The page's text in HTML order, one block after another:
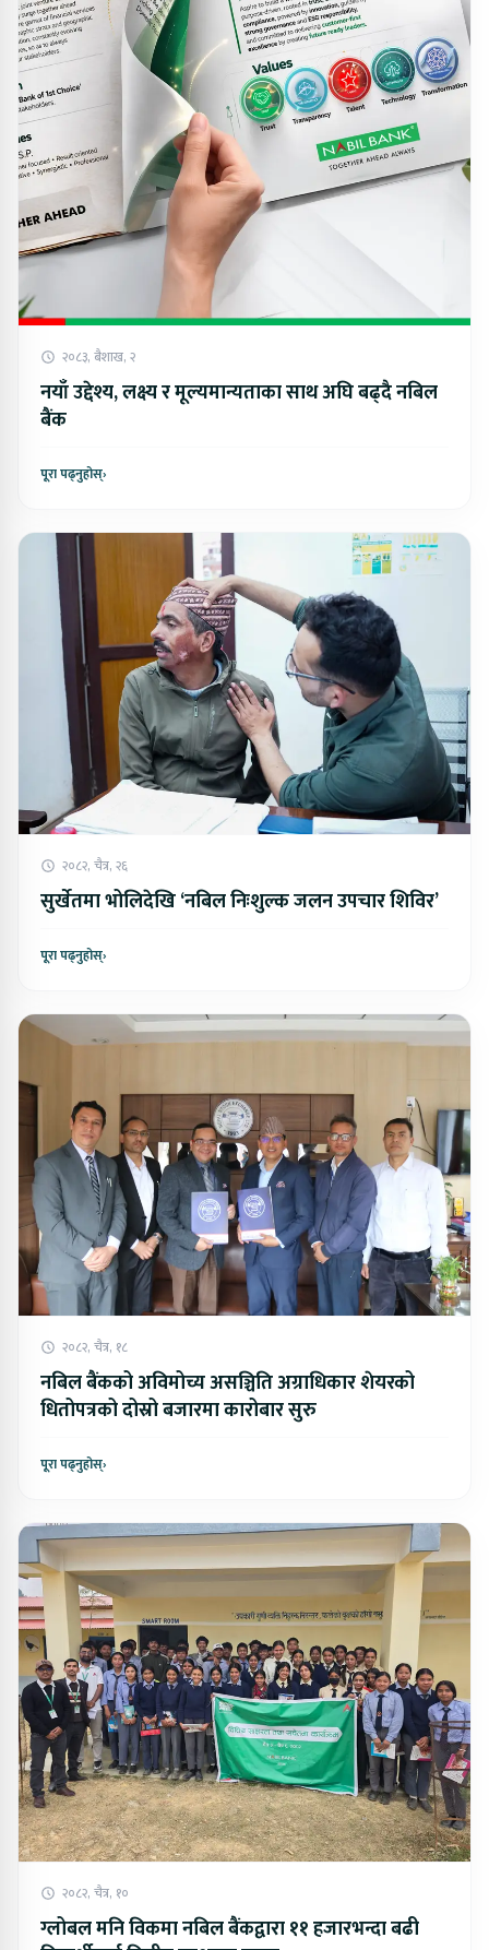
२०८३, बैशाख, २
नयाँ उद्देश्य, लक्ष्य र मूल्यमान्यताका साथ अघि बढ्दै नबिल
बैंक
पूरा पढ्नुहोस्›
२०८२, चैत्र, २६
सुर्खेतमा भोलिदेखि ‘नबिल निःशुल्क जलन उपचार शिविर’
पूरा पढ्नुहोस्›
२०८२, चैत्र, १८
नबिल बैंकको अविमोच्य असञ्चिति अग्राधिकार शेयरको
धितोपत्रको दोस्रो बजारमा कारोबार सुरु
पूरा पढ्नुहोस्›
२०८२, चैत्र, १०
ग्लोबल मनि विकमा नबिल बैंकद्वारा ११ हजारभन्दा बढी